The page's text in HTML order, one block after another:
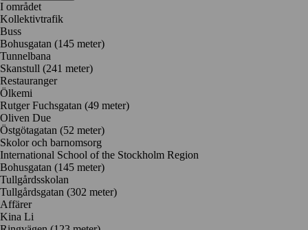
I området
Kollektivtrafik
Buss
Bohusgatan (145 meter)
Tunnelbana
Skanstull (241 meter)
Restauranger
Ölkemi
Rutger Fuchsgatan (49 meter)
Oliven Due
Östgötagatan (52 meter)
Skolor och barnomsorg
International School of the Stockholm Region
Bohusgatan (145 meter)
Tullgårdsskolan
Tullgårdsgatan (302 meter)
Affärer
Kina Li